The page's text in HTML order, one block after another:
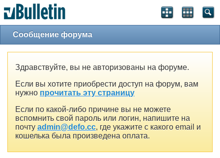
Сообщение форума
Здравствуйте, вы не авторизованы на форуме.
Если вы хотите приобрести доступ на форум, вам
нужно прочитать эту страницу
Если по какой-либо причине вы не можете
вспомнить свой пароль или логин, напишите на
почту admin@defo.cc, где укажите с какого email и
кошелька была произведена оплата.